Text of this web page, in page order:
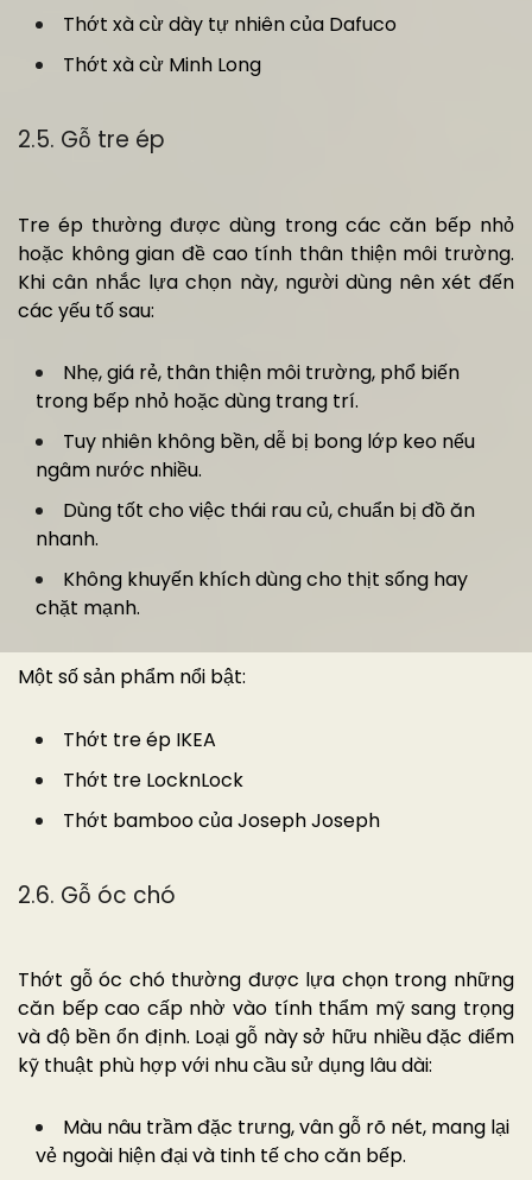
Thớt xà cừ dày tự nhiên của Dafuco
Thớt xà cừ Minh Long
2.5. Gỗ tre ép
Tre ép thường được dùng trong các căn bếp nhỏ
hoặc không gian đề cao tính thân thiện môi trường.
Khi cân nhắc lựa chọn này, người dùng nên xét đến
các yếu tố sau:
Nhẹ, giá rẻ, thân thiện môi trường, phổ biến
trong bếp nhỏ hoặc dùng trang trí.
Tuy nhiên không bền, dễ bị bong lớp keo nếu
ngâm nước nhiều.
Dùng tốt cho việc thái rau củ, chuẩn bị đồ ăn
nhanh.
Không khuyến khích dùng cho thịt sống hay
chặt mạnh.
Một số sản phẩm nổi bật:
Thớt tre ép IKEA
Thớt tre LocknLock
Thớt bamboo của Joseph Joseph
2.6. Gỗ óc chó
Thớt gỗ óc chó thường được lựa chọn trong những
căn bếp cao cấp nhờ vào tính thẩm mỹ sang trọng
và độ bền ổn định. Loại gỗ này sở hữu nhiều đặc điểm
kỹ thuật phù hợp với nhu cầu sử dụng lâu dài:
Màu nâu trầm đặc trưng, vân gỗ rõ nét, mang lại
vẻ ngoài hiện đại và tinh tế cho căn bếp.